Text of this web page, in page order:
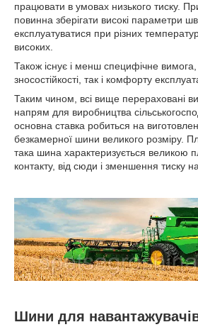
працювати в умовах низького тиску.
повинна зберігати високі параметри
експлуатуватися при різних
високих.
Також існує і менш специфічне вимога,
зносостійкості, так і комфорту
Таким чином, всі вище перераховані
напрям для виробництва
основна ставка робиться на
безкамерної шини великого розміру.
така шина характеризується
контакту, від сюди і зменшення тиску
Шини для